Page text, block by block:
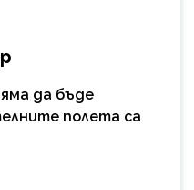
да бъде
полета са